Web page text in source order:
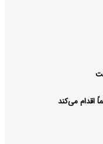
اقدام می‌کند